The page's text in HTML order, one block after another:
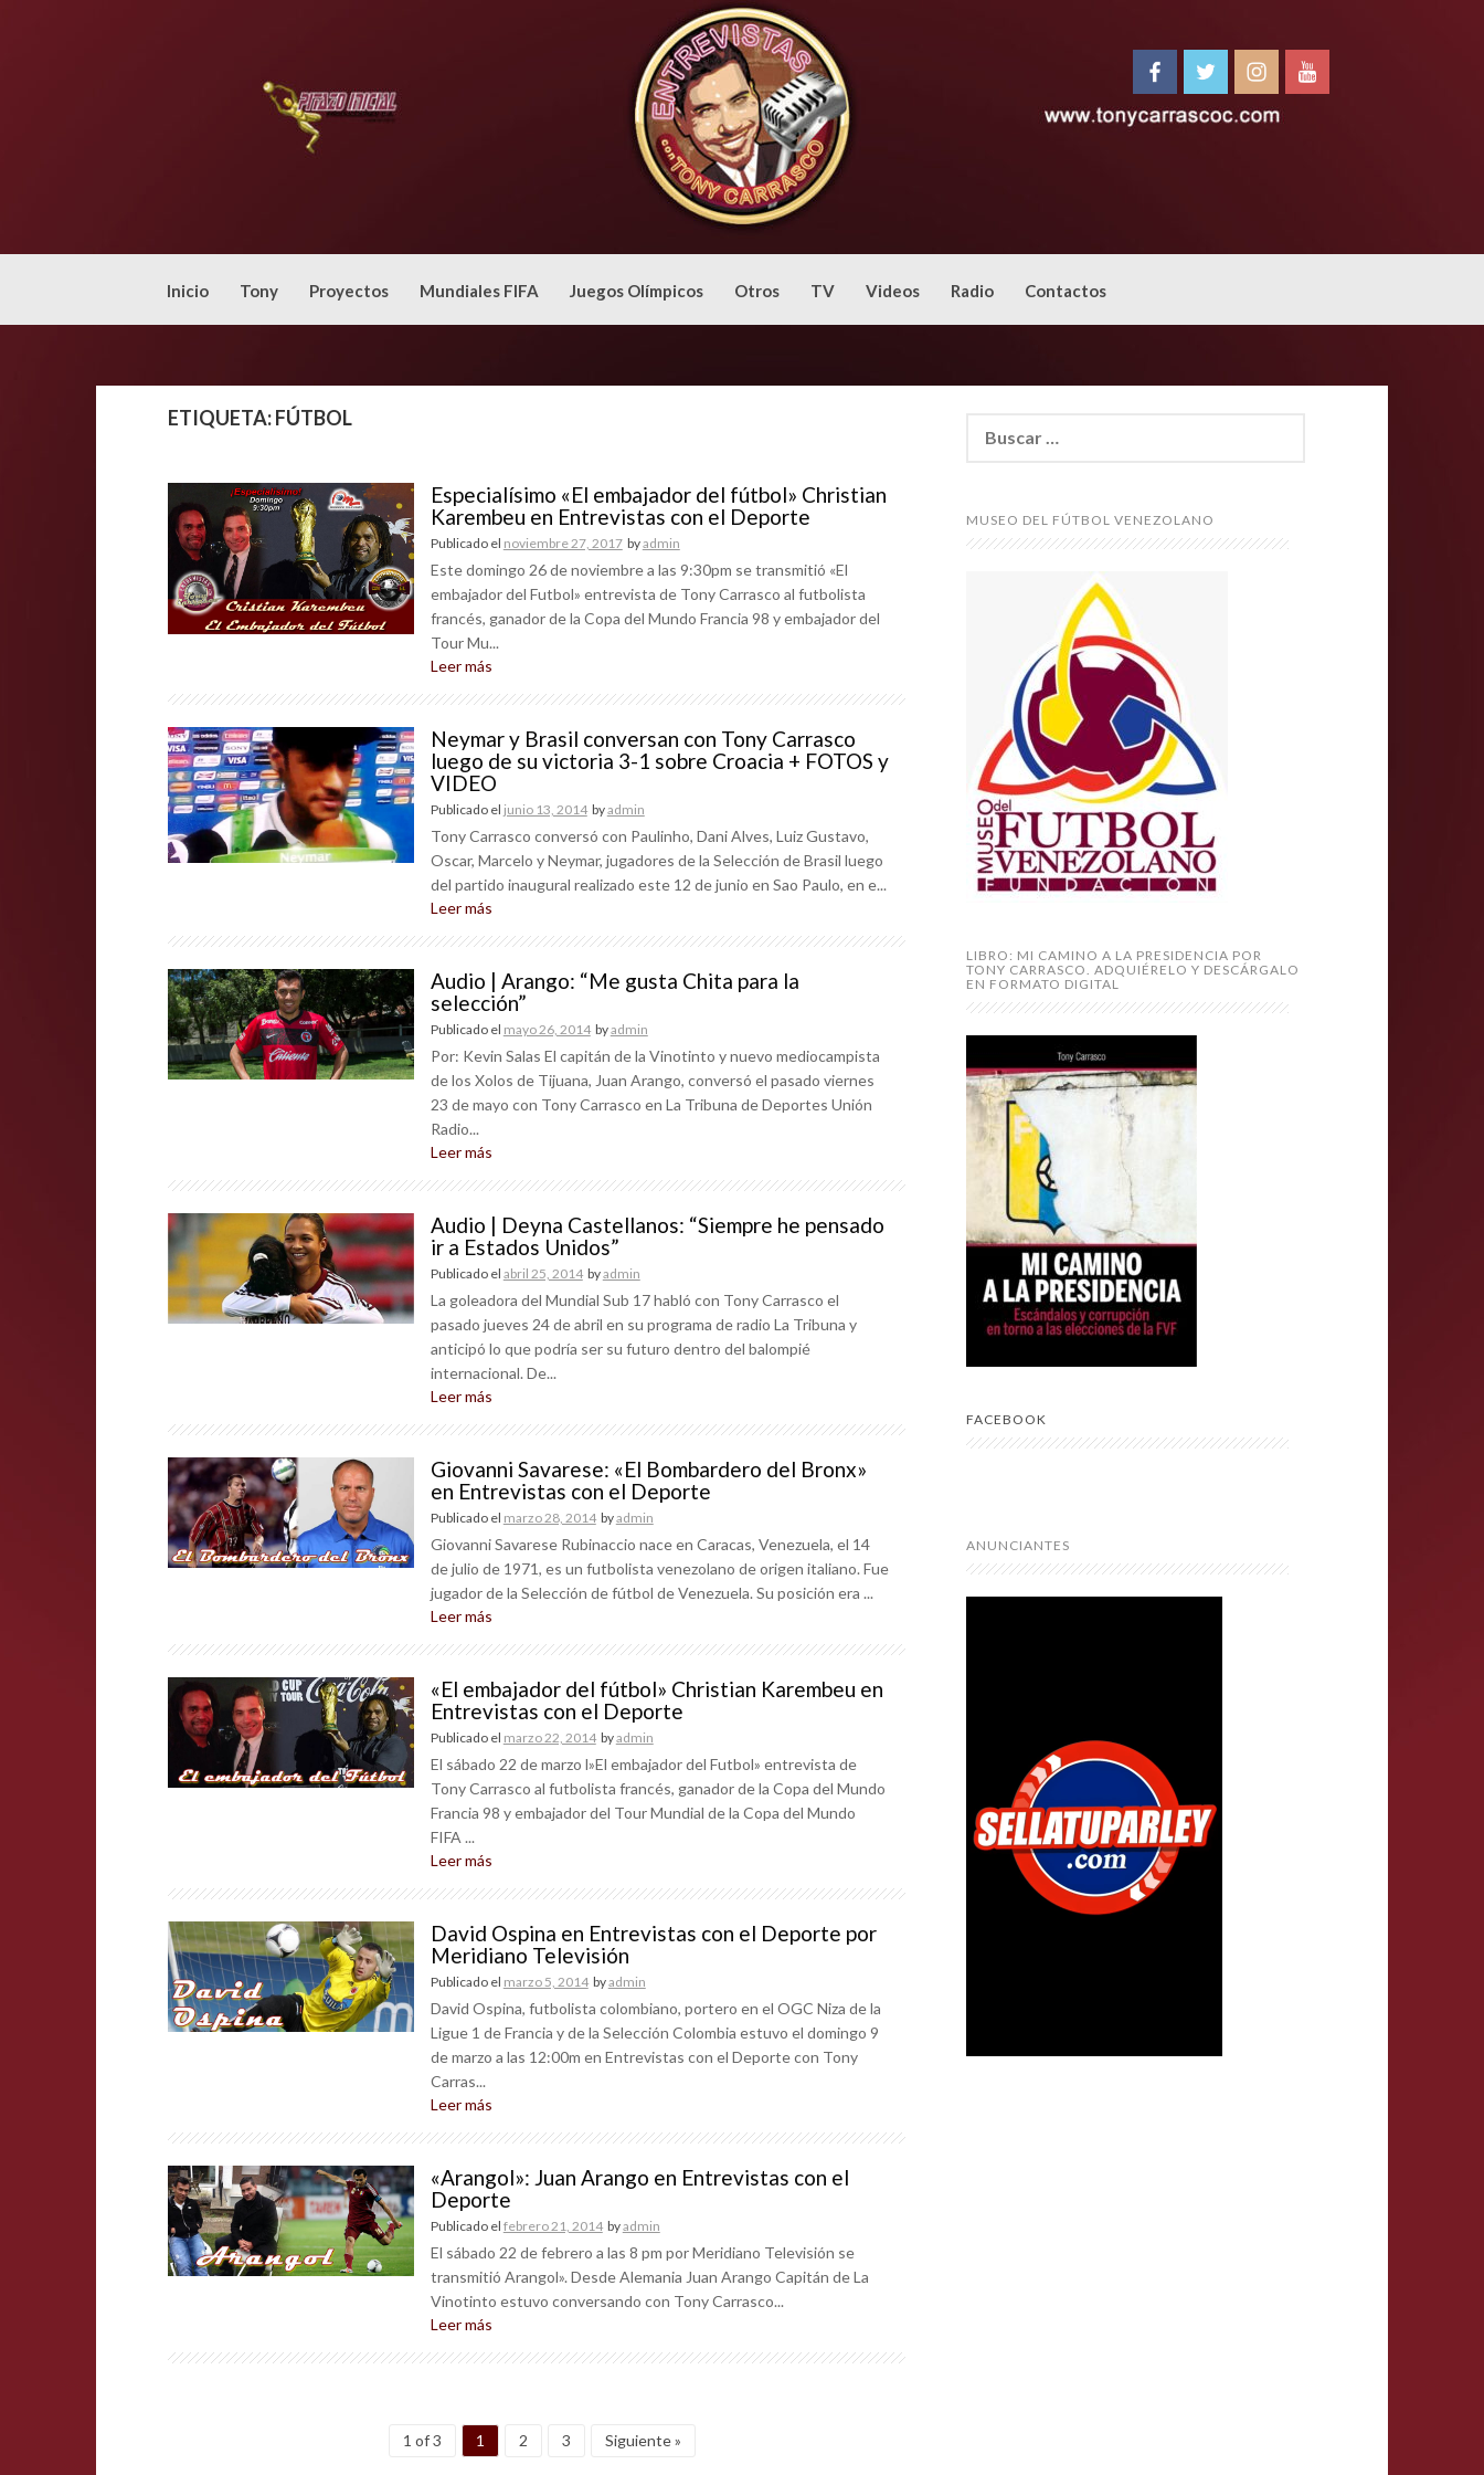
Inicio Tony Proyectos Mundiales FIFA Juegos Olímpicos Otros TV Videos Radio Contactos
ETIQUETA:FÚTBOL
Especialísimo «El embajador del fútbol» Christian
Karembeu en Entrevistas con el Deporte
Publicado el noviembre 27, 2017 byadmin
Este domingo 26 de noviembre a las 9:30pm se transmitió «El
embajador del Futbol» entrevista de Tony Carrasco al futbolista
francés, ganador de la Copa del Mundo Francia 98 y embajador del
Tour Mu...
Leer más
Neymar y Brasil conversan con Tony Carrasco
luego de su victoria 3-1 sobre Croacia + FOTOS y
VIDEO
Publicado el junio 13, 2014 byadmin
Tony Carrasco conversó con Paulinho, Dani Alves, Luiz Gustavo,
Oscar, Marcelo y Neymar, jugadores de la Selección de Brasil luego
del partido inaugural realizado este 12 de junio en Sao Paulo, en e...
Leer más
Audio | Arango: “Me gusta Chita para la
selección”
Publicado el mayo 26, 2014 byadmin
Por: Kevin Salas El capitán de la Vinotinto y nuevo mediocampista
de los Xolos de Tijuana, Juan Arango, conversó el pasado viernes
23 de mayo con Tony Carrasco en La Tribuna de Deportes Unión
Radio...
Leer más
Audio | Deyna Castellanos: “Siempre he pensado
ir a Estados Unidos”
Publicado el abril 25, 2014 byadmin
La goleadora del Mundial Sub 17 habló con Tony Carrasco el
pasado jueves 24 de abril en su programa de radio La Tribuna y
anticipó lo que podría ser su futuro dentro del balompié
internacional. De...
Leer más
Giovanni Savarese: «El Bombardero del Bronx»
en Entrevistas con el Deporte
Publicado el marzo 28, 2014 byadmin
Giovanni Savarese Rubinaccio nace en Caracas, Venezuela, el 14
de julio de 1971, es un futbolista venezolano de origen italiano. Fue
jugador de la Selección de fútbol de Venezuela. Su posición era ...
Leer más
«El embajador del fútbol» Christian Karembeu en
Entrevistas con el Deporte
Publicado el marzo 22, 2014 byadmin
El sábado 22 de marzo l»El embajador del Futbol» entrevista de
Tony Carrasco al futbolista francés, ganador de la Copa del Mundo
Francia 98 y embajador del Tour Mundial de la Copa del Mundo
FIFA ...
Leer más
David Ospina en Entrevistas con el Deporte por
Meridiano Televisión
Publicado el marzo 5, 2014 byadmin
David Ospina, futbolista colombiano, portero en el OGC Niza de la
Ligue 1 de Francia y de la Selección Colombia estuvo el domingo 9
de marzo a las 12:00m en Entrevistas con el Deporte con Tony
Carras...
Leer más
«Arangol»: Juan Arango en Entrevistas con el
Deporte
Publicado el febrero 21, 2014 byadmin
El sábado 22 de febrero a las 8 pm por Meridiano Televisión se
transmitió Arangol». Desde Alemania Juan Arango Capitán de La
Vinotinto estuvo conversando con Tony Carrasco...
Leer más
1 of 3 1 2 3 Siguiente »
MUSEO DEL FÚTBOL VENEZOLANO
LIBRO: MI CAMINO A LA PRESIDENCIA POR
TONY CARRASCO. ADQUIÉRELO Y DESCÁRGALO
EN FORMATO DIGITAL
FACEBOOK
ANUNCIANTES